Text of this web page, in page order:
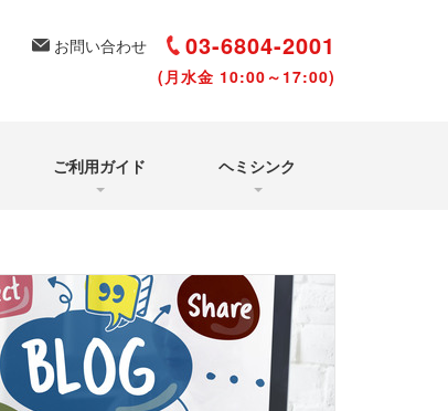
お問い合わせ 03-6804-2001
(月水金 10:00～17:00)
ご利用ガイド
再受講について
ヘミシンク